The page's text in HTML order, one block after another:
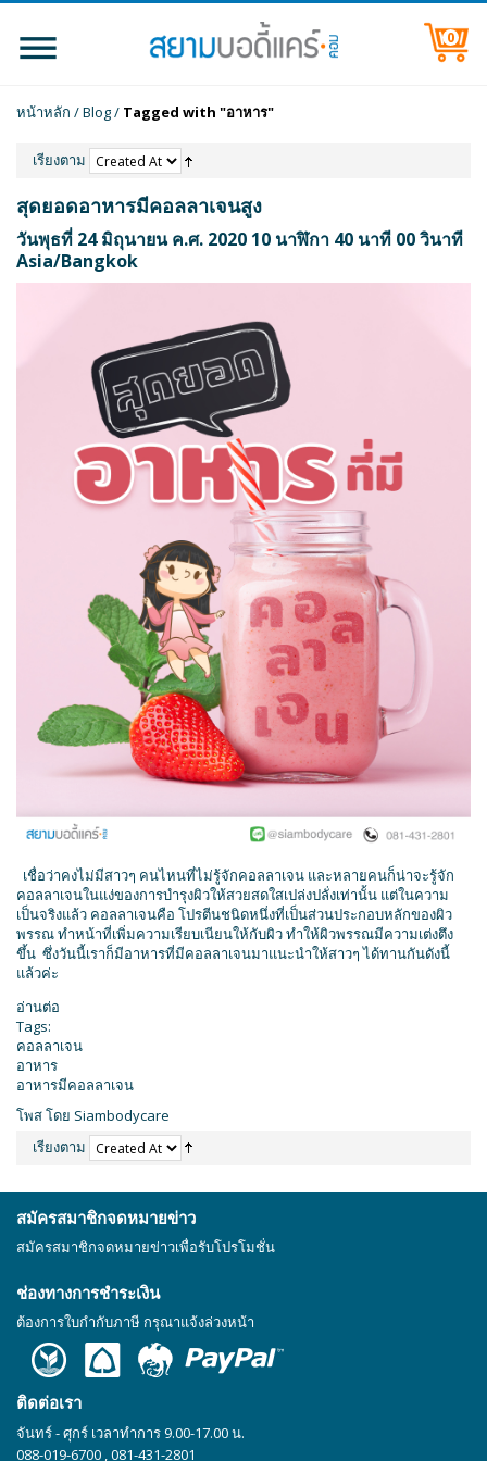
0
หน้าหลัก /Blog/ Tagged with "อาหาร"
เรียงตาม
สุดยอดอาหารมีคอลลาเจนสูง
วันพุธที่ 24 มิถุนายน ค.ศ. 2020 10 นาฬิกา 40 นาที 00 วินาที
Asia/Bangkok
เชื่อว่าคงไม่มีสาวๆ คนไหนที่ไม่รู้จักคอลลาเจน และหลายคนก็น่าจะรู้จัก
คอลลาเจนในแง่ของการบำรุงผิวให้สวยสดใสเปล่งปลั่งเท่านั้น แต่ในความ
เป็นจริงแล้ว คอลลาเจนคือ โปรตีนชนิดหนึ่งที่เป็นส่วนประกอบหลักของผิว
พรรณ ทำหน้าที่เพิ่มความเรียบเนียนให้กับผิว ทำให้ผิวพรรณมีความเต่งตึง
ขึ้น ซึ่งวันนี้เราก็มีอาหารที่มีคอลลาเจนมาแนะนำให้สาวๆ ได้ทานกันดังนี้
แล้วค่ะ
อ่านต่อ
Tags:
คอลลาเจน
อาหาร
อาหารมีคอลลาเจน
โพส โดย Siambodycare
เรียงตาม
สมัครสมาชิกจดหมายข่าว
สมัครสมาชิกจดหมายข่าวเพื่อรับโปรโมชั่น
ช่องทางการชำระเงิน
ต้องการใบกำกับภาษี กรุณาแจ้งล่วงหน้า
ติดต่อเรา
จันทร์ - ศุกร์ เวลาทำการ 9.00-17.00 น.
088-019-6700 081-431-2801